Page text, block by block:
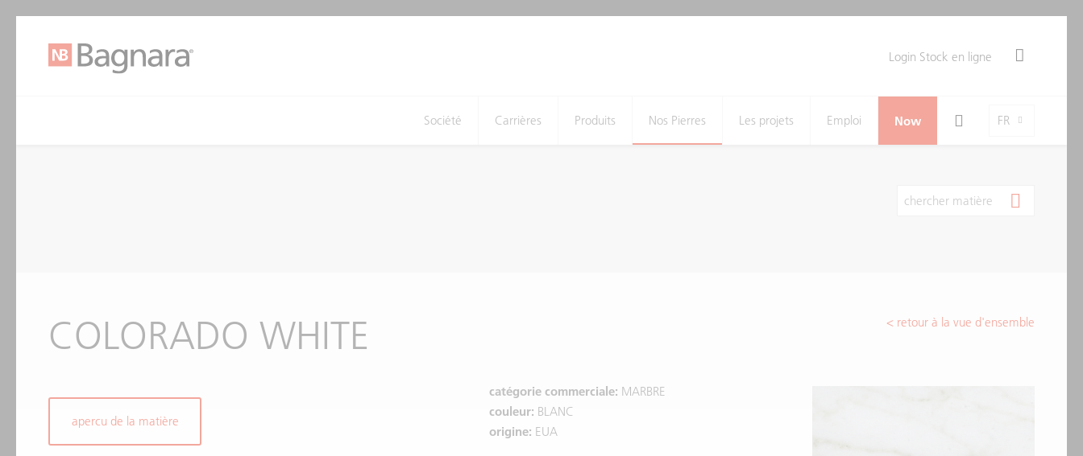
Login Stock en ligne
FR
Search Toggle
Société
Carrières Produits Nos Pierres Les projets Emploi Now
chercher matière
< retour à la vue d'ensemble
COLORADO WHITE
apercu de la matière
catégorie commerciale: MARBRE
couleur: BLANC
origine: EUA